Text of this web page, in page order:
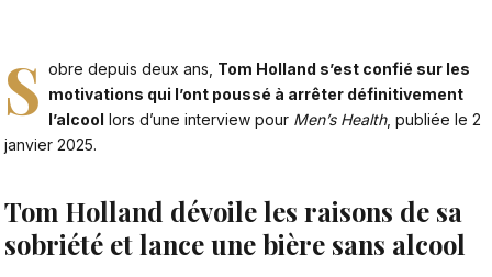
S obre depuis deux ans, Tom Holland s’est confié sur les
motivations qui l’ont poussé à arrêter définitivement
l’alcool lors d’une interview pour Men’s Health, publiée le 2
janvier 2025.
Tom Holland dévoile les raisons de sa
sobriété et lance une bière sans alcool